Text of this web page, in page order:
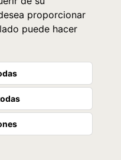
proporcionar
puede hacer